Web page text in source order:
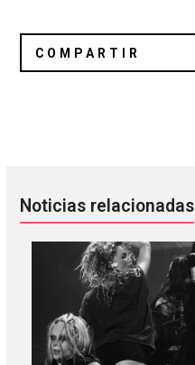
Noticias relacionadas